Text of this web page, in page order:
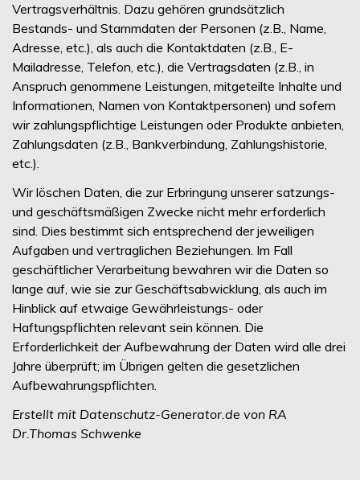
Vertragsverhältnis. Dazu gehören grundsätzlich
Bestands- und Stammdaten der Personen (z.B., Name,
Adresse, etc.), als auch die Kontaktdaten (z.B., E-
Mailadresse, Telefon, etc.), die Vertragsdaten (z.B., in
Anspruch genommene Leistungen, mitgeteilte Inhalte und
Informationen, Namen von Kontaktpersonen) und sofern
wir zahlungspflichtige Leistungen oder Produkte anbieten,
Zahlungsdaten (z.B., Bankverbindung, Zahlungshistorie,
etc.).
Wir löschen Daten, die zur Erbringung unserer satzungs-
und geschäftsmäßigen Zwecke nicht mehr erforderlich
sind. Dies bestimmt sich entsprechend der jeweiligen
Aufgaben und vertraglichen Beziehungen. Im Fall
geschäftlicher Verarbeitung bewahren wir die Daten so
lange auf, wie sie zur Geschäftsabwicklung, als auch im
Hinblick auf etwaige Gewährleistungs- oder
Haftungspflichten relevant sein können. Die
Erforderlichkeit der Aufbewahrung der Daten wird alle drei
Jahre überprüft; im Übrigen gelten die gesetzlichen
Aufbewahrungspflichten.
Erstellt mit Datenschutz-Generator.de von RA
Dr.Thomas Schwenke